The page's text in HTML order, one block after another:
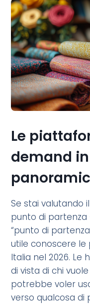
Le
demand
Se stai valutando
punto di
“punto di
utile conoscere
Italia nel 2026. Le
di vista di chi
potrebbe voler
verso qualcosa di